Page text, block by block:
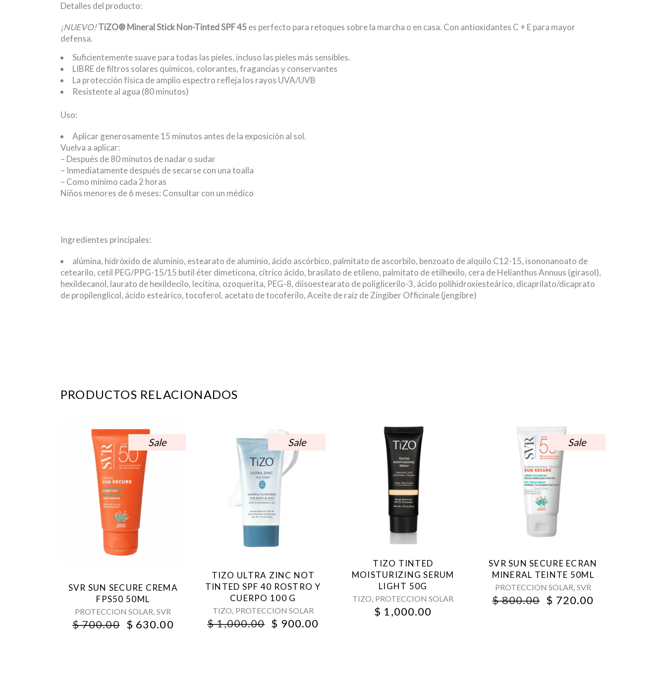
Detalles del producto:
¡NUEVO!TiZO® Mineral Stick Non-Tinted SPF 45es perfecto para retoques sobre la marcha o en casa. Con antioxidantes C + E para mayor
defensa.
Suficientemente suave para todas las pieles, incluso las pieles más sensibles.
LIBRE de filtros solares químicos, colorantes, fragancias y conservantes
La protección física de amplio espectro refleja los rayos UVA/UVB
Resistente al agua (80 minutos)
Uso:
Aplicar generosamente 15 minutos antes de la exposición al sol.
Vuelva a aplicar:
– Después de 80 minutos de nadar o sudar
– Inmediatamente después de secarse con una toalla
– Como mínimo cada 2 horas
Niños menores de 6 meses: Consultar con un médico
Ingredientes principales:
alúmina, hidróxido de aluminio, estearato de aluminio, ácido ascórbico, palmitato de ascorbilo, benzoato de alquilo C12-15, isononanoato de
cetearilo, cetil PEG/PPG-15/15 butil éter dimeticona, cítrico ácido, brasilato de etileno, palmitato de etilhexilo, cera de Helianthus Annuus (girasol),
hexildecanol, laurato de hexildecilo, lecitina, ozoquerita, PEG-8, diisoestearato de poliglicerilo-3, ácido polihidroxiesteárico, dicaprilato/dicaprato
de propilenglicol, ácido esteárico, tocoferol, acetato de tocoferilo, Aceite de raíz de Zingiber Officinale (jengibre)
PRODUCTOS RELACIONADOS
Sale
SVR SUN SECURE CREMA
FPS50 50ML
PROTECCION SOLAR,SVR
$700.00 ORIGINAL
$ 630.00 CURRENT
Sale
TIZO ULTRA ZINC NOT
TINTED SPF 40 ROSTRO Y
CUERPO 100 G
TIZO, PROTECCION SOLAR
$1,000.00 ORIGINAL
$ 900.00
TIZO TINTED
MOISTURIZING SERUM
LIGHT 50G
TIZO, PROTECCION SOLAR
$ 1,000.00
Sale
SVR SUN SECURE ECRAN
MINERAL TEINTE 50ML
PROTECCION SOLAR, SVR
$800.00 ORIGINAL
PRICE
$ 720.00